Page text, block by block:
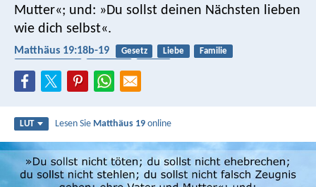
Mutter«; und: »Du sollst deinen Nächsten lieben
wie dich selbst«.
Matthäus 19:18b-19 Gesetz Liebe
Familie
LUT Lesen Sie Matthäus 19 online